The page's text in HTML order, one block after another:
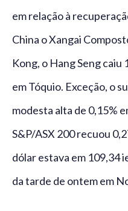
em relação à
China o Xangai
Kong, o Hang Seng caiu
em Tóquio. Exceção, o
modesta alta de 0,15%
S&P/ASX 200 recuou
dólar estava em 109,34
da tarde de ontem em